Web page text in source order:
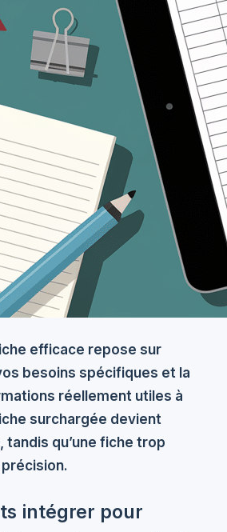
efficace repose sur
besoins spécifiques et la
réellement utiles à
surchargée devient
qu’une fiche trop
intégrer pour